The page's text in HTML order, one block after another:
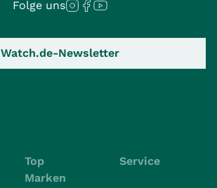
Folge uns
Watch.de-Newsletter
Top
Marken
Service